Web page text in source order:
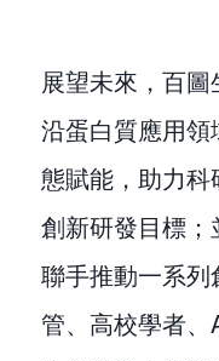
展望未來，百
沿蛋白質應用
態賦能，助力
創新研發目標
聯手推動一系
管、高校學者